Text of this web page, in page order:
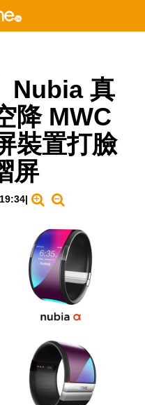
Nubia 真
降 MWC
裝置打臉
屏
|